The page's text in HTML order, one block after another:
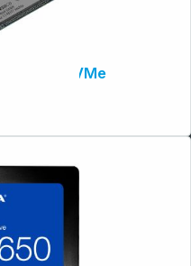
Intenso M.2 SSD Premium 250GB PCIe NVMe